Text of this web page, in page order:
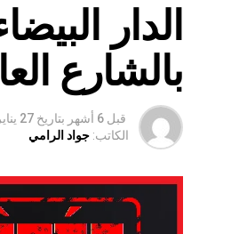
الدار
بالشارع
قبل 6 أشهر بتاريخ 27 يناير 2026
الكاتب: جواد الرامي